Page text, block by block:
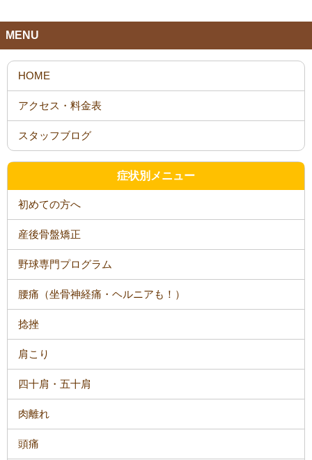
MENU
HOME
アクセス・料金表
スタッフブログ
症状別メニュー
初めての方へ
産後骨盤矯正
野球専門プログラム
腰痛（坐骨神経痛・ヘルニアも！）
捻挫
肩こり
四十肩・五十肩
肉離れ
頭痛